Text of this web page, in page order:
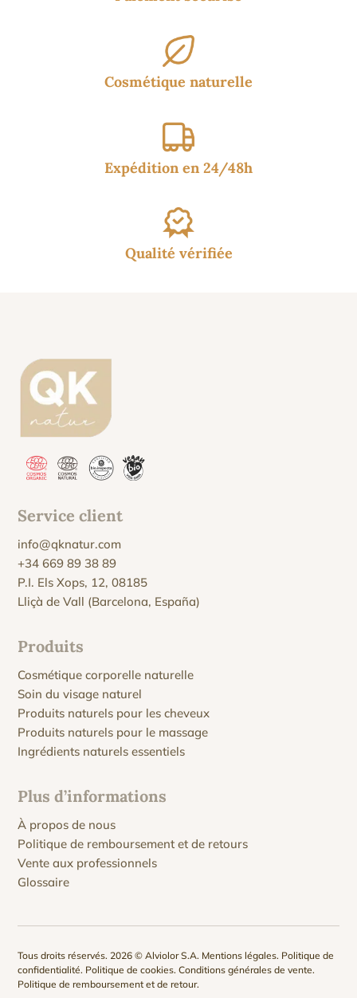
Cosmétique naturelle
Expédition en 24/48h
Qualité vérifiée
Service client
info@qknatur.com
+34 669 89 38 89
P.I. Els Xops, 12, 08185
Lliçà de Vall (Barcelona, España)
Produits
Cosmétique corporelle naturelle
Soin du visage naturel
Produits naturels pour les cheveux
Produits naturels pour le massage
Ingrédients naturels essentiels
Plus d’informations
À propos de nous
Politique de remboursement et de retours
Vente aux professionnels
Glossaire
Tous droits réservés. 2026 © Alviolor S.A. Mentions légales. Politique de
confidentialité. Politique de cookies.Conditions générales de vente.
Politique de remboursement et de retour.